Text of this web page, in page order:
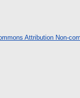
Attribution Non-